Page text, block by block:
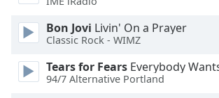
Opacity
Text
Background
Bon Jovi Livin' On a Prayer
Classic Rock - WIMZ
Tears for Fears Everybody Wants
94/7 Alternative Portland